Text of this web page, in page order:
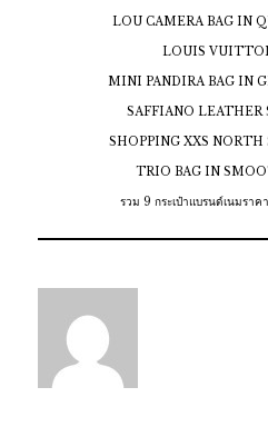
LOU CAMERA BAG IN
LOUIS
MINI PANDIRA BAG IN
SAFFIANO LEATHER
SHOPPING XXS
TRIO BAG IN
รวม 9 กระเป๋าแบรนด์เนมรา